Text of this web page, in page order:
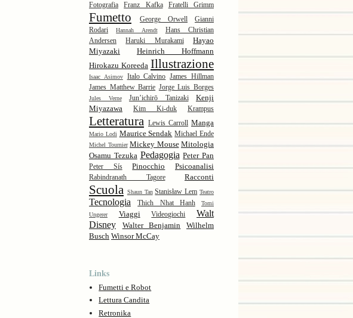
Fotografia Franz Kafka Fratelli Grimm
Fumetto George Orwell
Gianni
Rodari
Hannah Arendt
Hans Christian
Andersen
Haruki Murakami
Hayao
Miyazaki
Heinrich Hoffmann
Hirokazu Koreeda Illustrazione
Isaac Asimov Italo Calvino James Hillman
James Matthew Barrie Jorge Luis Borges
Jules Verne Jun’ichirō Tanizaki
Kenji
Miyazawa
Kim Ki-duk Krampus
Letteratura Lewis Carroll Manga
Mario Lodi Maurice Sendak Michael Ende
Michel Tournier Mickey Mouse Mitologia
Osamu Tezuka Pedagogia Peter Pan
Peter Sís Pinocchio Psicoanalisi
Rabindranath Tagore Racconti
Scuola Shaun Tan Stanisław Lem Teatro
Tecnologia Thich Nhat Hanh
Tomi
Ungerer
Viaggi Videogiochi
Walt
Disney
Walter Benjamin
Wilhelm
Busch Winsor McCay
Links
Fumetti e Robot
Lettura Candita
Retronika